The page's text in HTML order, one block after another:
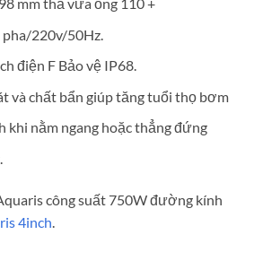
220v/50Hz.
điện F Bảo vệ IP68.
và chất bẩn giúp tăng tuổi thọ bơm
khi nằm ngang hoặc thẳng đứng
công suất 750W đường kính
4inch.